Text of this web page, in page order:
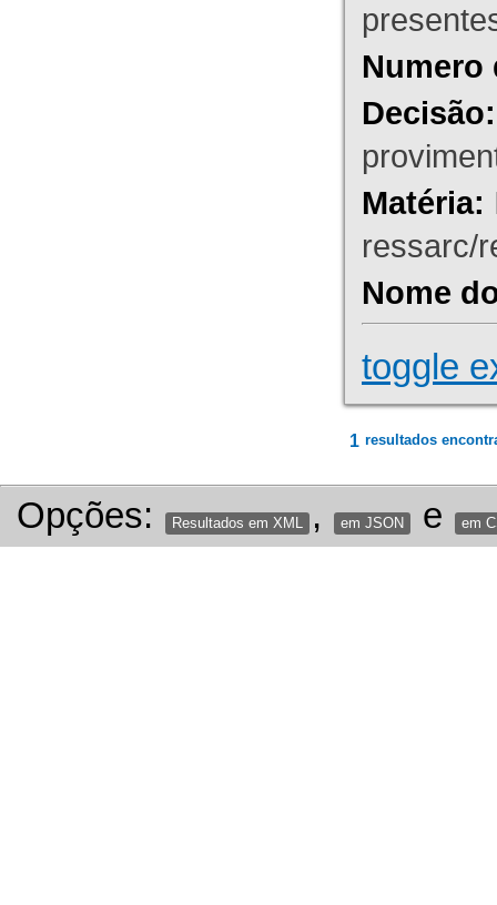
Numero
Decisão:
Matéria:
ressarc/
Nome
toggle
1 resultados
Opções: Resultados em XML , em JSON e em